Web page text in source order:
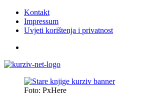
Kontakt
Impressum
Uvjeti korištenja i privatnost
Foto: PxHere